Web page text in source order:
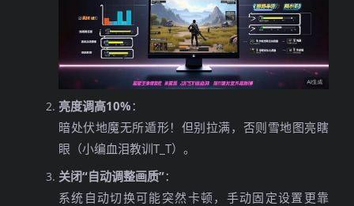
亮度调高10%：
暗处伏地魔无所遁形！但别拉满，否则雪地图亮瞎
眼（小编血泪教训T_T）。
关闭“自动调整画质”：
系统自动切换可能突然卡顿，手动固定设置更靠